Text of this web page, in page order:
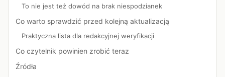
To nie jest też dowód na brak niespodzianek
Co warto sprawdzić przed kolejną aktualizacją
Praktyczna lista dla redakcyjnej weryfikacji
Co czytelnik powinien zrobić teraz
Źródła